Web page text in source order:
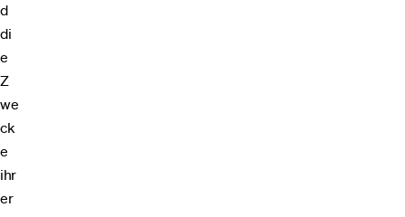
d
di
e
Z
we
ck
e
ihr
er